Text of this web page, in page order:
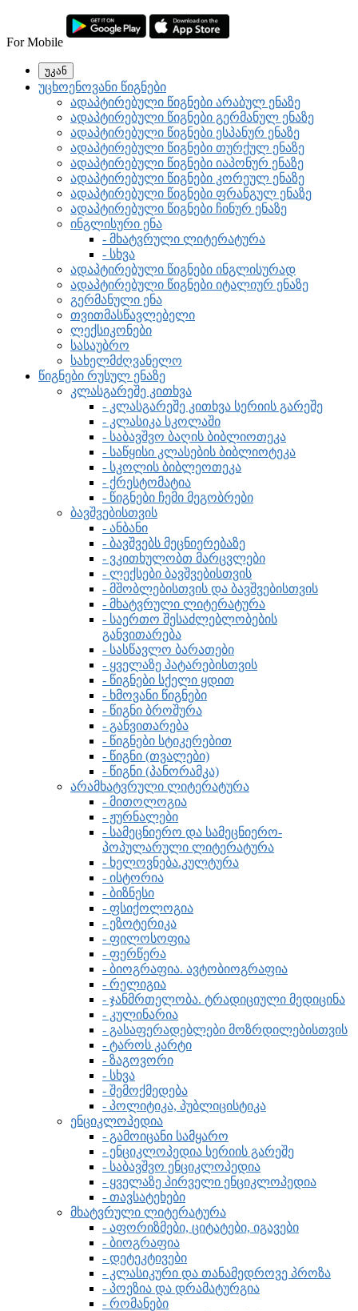
For Mobile
უკან
უცხოენოვანი წიგნები
ადაპტირებული წიგნები არაბულ ენაზე
ადაპტირებული წიგნები გერმანულ ენაზე
ადაპტირებული წიგნები ესპანურ ენაზე
ადაპტირებული წიგნები თურქულ ენაზე
ადაპტირებული წიგნები იაპონურ ენაზე
ადაპტირებული წიგნები კორეულ ენაზე
ადაპტირებული წიგნები ფრანგულ ენაზე
ადაპტირებული წიგნები ჩინურ ენაზე
ინგლისური ენა
- მხატვრული ლიტერატურა
- სხვა
ადაპტირებული წიგნები ინგლისურად
ადაპტირებული წიგნები იტალიურ ენაზე
გერმანული ენა
თვითმასწავლებელი
ლექსიკონები
სასაუბრო
სახელმძღვანელო
წიგნები რუსულ ენაზე
კლასგარეშე კითხვა
- კლასგარეშე კითხვა სერიის გარეშე
- კლასიკა სკოლაში
- საბავშვო ბაღის ბიბლიოთეკა
- საწყისი კლასების ბიბლიოტეკა
- სკოლის ბიბლეოთეკა
- ქრესტომატია
- წიგნები ჩემი მეგობრები
ბავშვებისთვის
- ანბანი
- ბავშვებს მეცნიერებაზე
- ვკითხულობთ მარცვლები
- ლექსები ბავშვებისთვის
- მშობლებისთვის და ბავშვებისთვის
- მხატვრული ლიტერატურა
- საერთო შესაძლებლობების
განვითარება
- სასწავლო ბარათები
- ყველაზე პატარებისთვის
- წიგნები სქელი ყდით
- ხმოვანი წიგნები
- წიგნი ბროშურა
- განვითარება
- წიგნები სტიკერებით
- წიგნი (თვალები)
- წიგნი (პანორამკა)
არამხატვრული ლიტერატურა
- მითოლოგია
- ჟურნალები
- სამეცნიერო და სამეცნიერო-
პოპულარული ლიტერატურა
- ხელოვნება.კულტურა
- ისტორია
- ბიზნესი
- ფსიქოლოგია
- ეზოტერიკა
- ფილოსოფია
- ფერწერა
- ბიოგრაფია. ავტობიოგრაფია
- რელიგია
- ჯანმრთელობა. ტრადიციული მედიცინა
- კულინარია
- გასაფერადებლები მოზრდილებისთვის
- ტაროს კარტი
- ზაგოვორი
- სხვა
- შემოქმედება
- პოლიტიკა, პუბლიცისტიკა
ენციკლოპედია
- გამოიცანი სამყარო
- ენციკლოპედია სერიის გარეშე
- საბავშვო ენციკლოპედია
- ყველაზე პირველი ენციკლოპედია
- თავსატეხები
მხატვრული ლიტერატურა
- აფორიზმები, ციტატები, იგავები
- ბიოგრაფია
- დეტეკტივები
- კლასიკური და თანამედროვე პროზა
- პოეზია და დრამატურგია
- რომანები